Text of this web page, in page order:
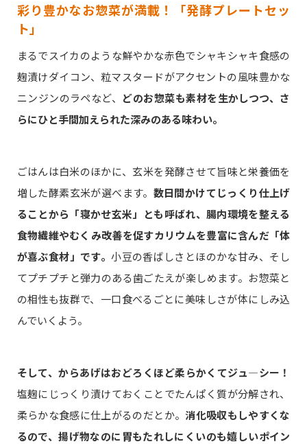
彩り豊かなお惣菜が満載！「発酵プレートセッ
ト」
まるでスイカのような鮮やかな赤色でシャキシャキ食感の
麹漬けダイコン、粒マスタードがアクセントの風味豊かな
ニンジンのラペなど、 どのお惣菜も素材を生かしつつ、さ
らにひと手間加えられた深みのある味わい。
ごはんは白米のほかに、玄米を発酵させて旨味と栄養価を
増した酵素玄米が選べます。 数日間かけてじっくり仕上げ
ることから「寝かせ玄米」とも呼ばれ、腸内環境を整える
食物繊維やむくみ改善を促すカリウムを豊富に含んだ「体
が喜ぶ食材」です。小豆の香ばしさとほのかな甘み、そし
てプチプチと弾力のある歯ごたえが楽しめます。お惣菜と
の相性も抜群で、一口食べるごとに美味しさが体にしみ込
んでいくよう。
そして、からあげはおどろくほど柔らかくてジュ―シー！
塩麹にじっくり漬けておくことでたんぱく質が分解され、
柔らかな食感に仕上がるのだとか。 消化吸収もしやすくな
るので、揚げ物なのに胃もたれしにくいのも嬉しいポイン